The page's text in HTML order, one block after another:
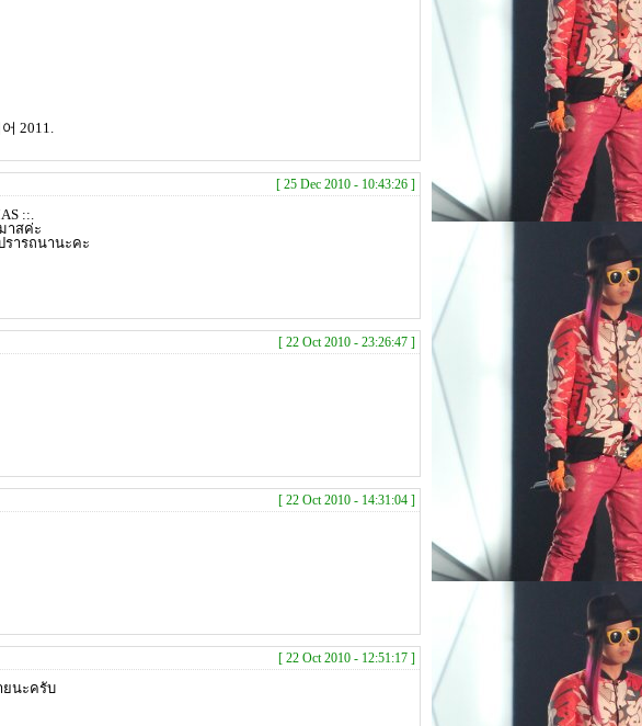
2011.
[ 25 Dec 2010 - 10:43:26 ]
::.
าสค่ะ
ารถนานะคะ
[ 22 Oct 2010 - 23:26:47 ]
[ 22 Oct 2010 - 14:31:04 ]
[ 22 Oct 2010 - 12:51:17 ]
ยนะครับ